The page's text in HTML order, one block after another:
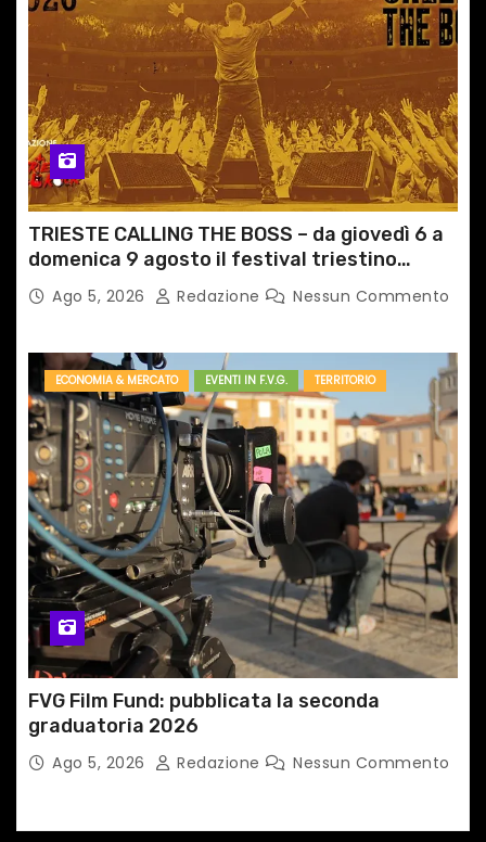
TRIESTE CALLING THE BOSS – da giovedì 6 a
domenica 9 agosto il festival triestino
dedicato a Springsteen
Ago 5, 2026 Redazione Nessun Commento
ECONOMIA & MERCATO EVENTI IN F.V.G. TERRITORIO
FVG Film Fund: pubblicata la seconda
graduatoria 2026
Ago 5, 2026 Redazione Nessun Commento